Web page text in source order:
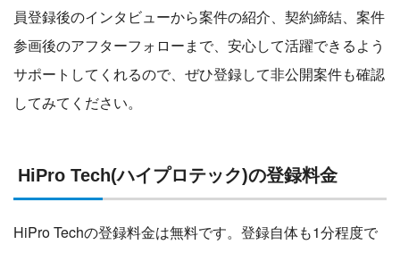
員登録後のインタビューから案件の紹介、契約締結、案件
参画後のアフターフォローまで、安心して活躍できるよう
サポートしてくれるので、ぜひ登録して非公開案件も確認
してみてください。
HiPro Tech(ハイプロテック)の登録料金
HiPro Techの登録料金は無料です。登録自体も1分程度で